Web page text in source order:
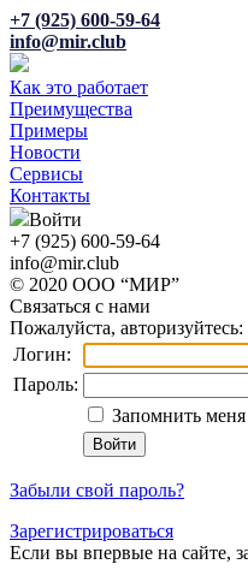
+7 (925) 600-59-64
info@mir.club
Как это работает
Преимущества
Примеры
Новости
Сервисы
Контакты
Войти
+7 (925) 600-59-64
info@mir.club
© 2020 ООО “МИР”
Связаться с нами
Пожалуйста, авторизуйтесь:
Логин:
Пароль:
Запомнить
Забыли свой пароль?
Зарегистрироваться
Если вы впервые на сайте,